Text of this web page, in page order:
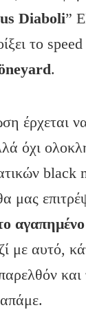
Diaboli”
το
.
έρχεται
όχι
black
μας
αγαπημένο
με αυτό,
και